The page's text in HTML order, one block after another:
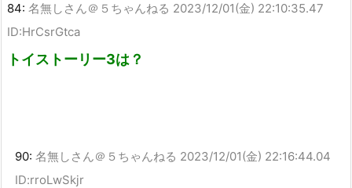
84: 名無しさん＠５ちゃんねる 2023/12/01(金) 22:10:35.47
ID:HrCsrGtca
トイストーリー3は？
90: 名無しさん＠５ちゃんねる 2023/12/01(金) 22:16:44.04
ID:rroLwSkjr